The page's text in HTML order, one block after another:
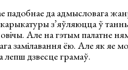
падобнае да адмысловага
з’яўляюцца ў
Але на гэтым палатне
замілавання ёю. Але як
лепш дзвесце грамаў.